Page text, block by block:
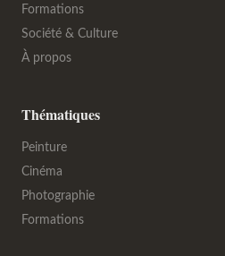
Formations
Société & Culture
À propos
Thématiques
Peinture
Cinéma
Photographie
Formations